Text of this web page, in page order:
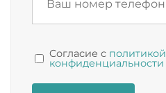
Cогласие с политикой
конфиденциальности